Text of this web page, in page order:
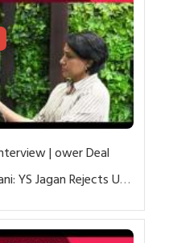
| ower Deal
YS Jagan Rejects US